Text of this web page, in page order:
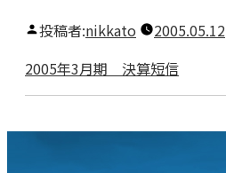
投稿者:nikkato
2005.05.12
2005年3月期 決算短信